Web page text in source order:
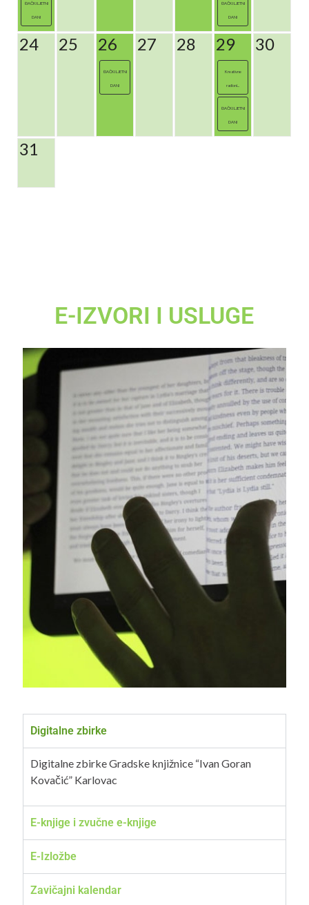
ĐAČKI LJETNI
DANI
ĐAČKI LJETNI
DANI
24 25 26
ĐAČKI LJETNI
DANI
27 28 29
Kreativne
radioni...
ĐAČKI LJETNI
DANI
30
31
E-IZVORI I USLUGE
Digitalne zbirke
Digitalne zbirke Gradske knjižnice “Ivan Goran
Kovačić” Karlovac
E-knjige i zvučne e-knjige
E-Izložbe
Zavičajni kalendar